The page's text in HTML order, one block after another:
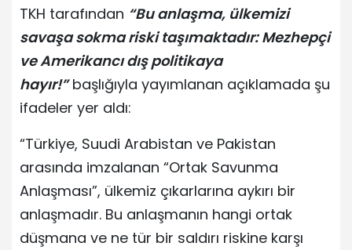
TKH tarafından “Bu anlaşma, ülkemizi
savaşa sokma riski taşımaktadır: Mezhepçi
ve Amerikancı dış politikaya
hayır!”başlığıyla yayımlanan açıklamada şu
ifadeler yer aldı:
“Türkiye, Suudi Arabistan ve Pakistan
arasında imzalanan “Ortak Savunma
Anlaşması”, ülkemiz çıkarlarına aykırı bir
anlaşmadır. Bu anlaşmanın hangi ortak
düşmana ve ne tür bir saldırı riskine karşı